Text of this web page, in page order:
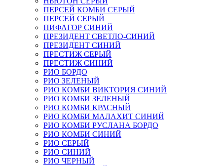
ПЕРСЕЙ КОМБИ СЕРЫЙ
ПЕРСЕЙ СЕРЫЙ
ПИФАГОР СИНИЙ
ПРЕЗИДЕНТ СВЕТЛО-СИНИЙ
ПРЕЗИДЕНТ СИНИЙ
ПРЕСТИЖ СЕРЫЙ
ПРЕСТИЖ СИНИЙ
РИО БОРДО
РИО ЗЕЛЕНЫЙ
РИО КОМБИ ВИКТОРИЯ СИНИЙ
РИО КОМБИ ЗЕЛЕНЫЙ
РИО КОМБИ КРАСНЫЙ
РИО КОМБИ МАЛАХИТ СИНИЙ
РИО КОМБИ РУСЛАНА БОРДО
РИО КОМБИ СИНИЙ
РИО СЕРЫЙ
РИО СИНИЙ
РИО ЧЕРНЫЙ